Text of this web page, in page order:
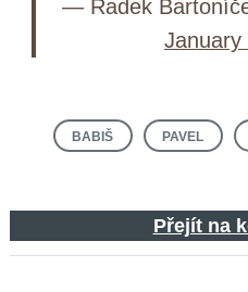
— Radek
January
BABIŠ PAVEL
Přejít na